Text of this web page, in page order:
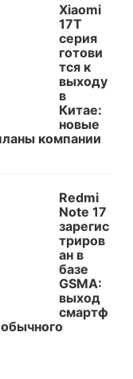
Xiaomi
17T
серия
готови
тся к
выходу
в
Китае:
новые
компании
Redmi
Note 17
зарегис
триров
ан в
базе
GSMA:
выход
смартф